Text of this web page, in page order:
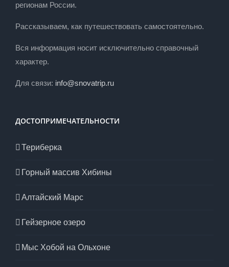
регионам России.
Рассказываем, как путешествовать самостоятельно.
Вся информация носит исключительно справочный
характер.
Для связи: info@snovatrip.ru
ДОСТОПРИМЕЧАТЕЛЬНОСТИ
Териберка
Горный массив Хибины
Алтайский Марс
Гейзерное озеро
Мыс Хобой на Ольхоне